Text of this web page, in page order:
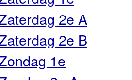
2e A
2e B
1e